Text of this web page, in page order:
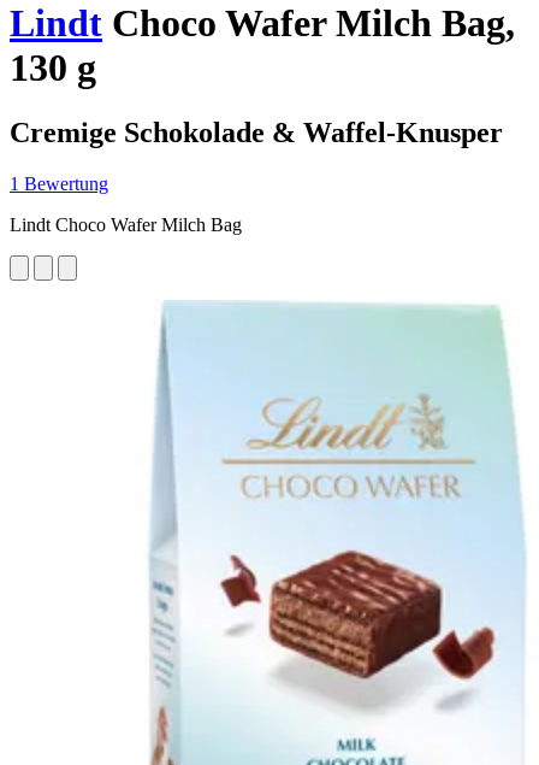
Lindt Choco Wafer Milch Bag,
130 g
Cremige Schokolade & Waffel-Knusper
1 Bewertung
Lindt Choco Wafer Milch Bag